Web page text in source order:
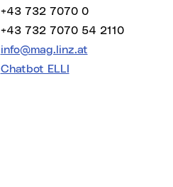
Telefon:
+43 732 7070 0
Fax:
+43 732 7070 54 2110
E-Mail Adresse:
info@mag.linz.at
Chatbot ELLI